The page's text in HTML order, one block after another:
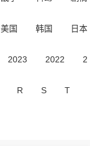
美国 韩国 日本
2023 2022
R S T